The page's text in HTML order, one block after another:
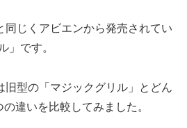
同じくアビエンから発売されてい
」です。
旧型の「マジックグリル」とどん
違いを比較してみました。